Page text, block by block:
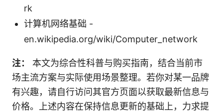
rk
计算机网络基础 -
en.wikipedia.org/wiki/Computer_network
注：
本文为综合性科普与购买指南，结合当前市
场主流方案与实际使用场景整理。若你对某一品牌
有兴趣，请自行访问其官方页面以获取最新信息与
价格。上述内容在保持信息更新的基础上，力求提